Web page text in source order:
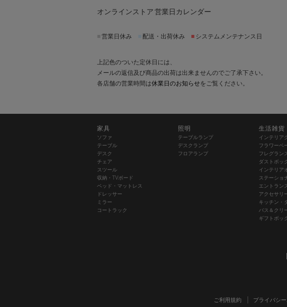
オンラインストア 営業日カレンダー
営業日休み 配送・出荷休み ■ システムメンテナンス日
上記色のついた定休日には、
メールの返信及び商品の出荷は出来ませんのでご了承下さい。
各店舗の営業時間は休業日のお知らせをご覧ください。
家具
ソファ
テーブル
デスク
チェア
スツール
収納・TVボード
ベッド・マットレス
ドレッサー
ミラー
コートラック
照明
テーブルランプ
デスクランプ
フロアランプ
生活雑貨
インテリア
フラワーベ
フレグラン
ダストボッ
インテリア
ステーショ
エントラン
アクセサリ
キッチン・
バス＆クリ
ギフトボッ
ご利用規約 プライバシ